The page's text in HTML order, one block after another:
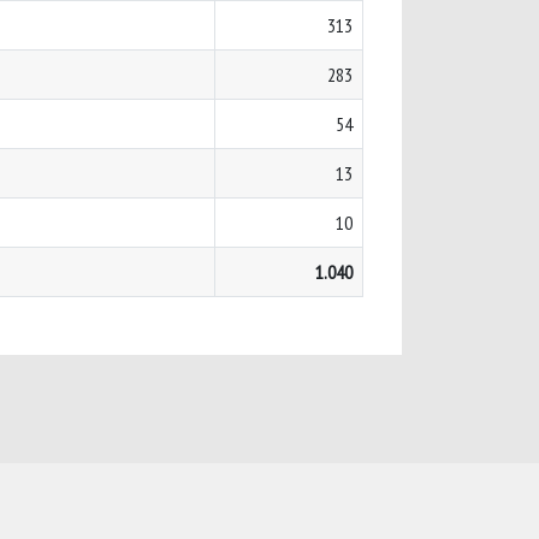
313
283
54
13
10
1.040